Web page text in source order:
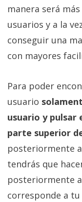
Foros
Contacto
/
Sobre
/
Publicidad
/
Cambiar
opciones
de
/
Aviso
Legal
manera será
usuarios y a la
conseguir una
con mayores
Para poder
usuario
usuario y pulsar
parte superior
posteriormente
tendrás que
posteriormente
corresponde a